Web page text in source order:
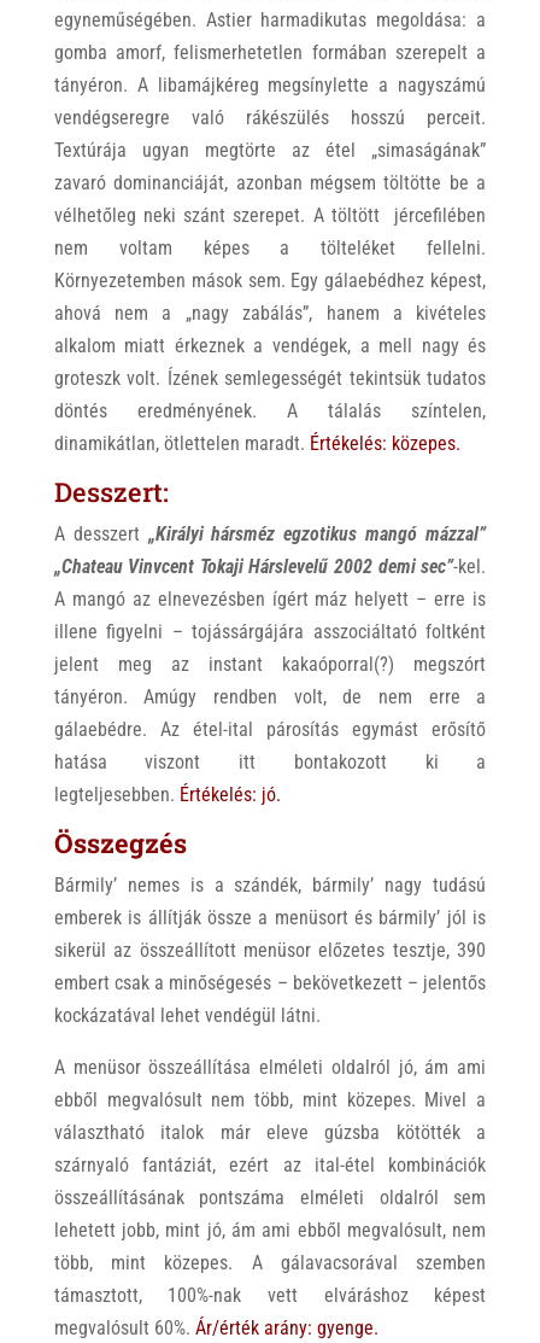
egyneműségében. Astier harmadikutas megoldása: a
gomba amorf, felismerhetetlen formában szerepelt a
tányéron. A libamájkéreg megsínylette a nagyszámú
vendégseregre való rákészülés hosszú perceit.
Textúrája ugyan megtörte az étel „simaságának”
zavaró dominanciáját, azonban mégsem töltötte be a
vélhetőleg neki szánt szerepet. A töltött jércefilében
nem voltam képes a tölteléket fellelni.
Környezetemben mások sem. Egy gálaebédhez képest,
ahová nem a „nagy zabálás”, hanem a kivételes
alkalom miatt érkeznek a vendégek, a mell nagy és
groteszk volt. Ízének semlegességét tekintsük tudatos
döntés eredményének. A tálalás színtelen,
dinamikátlan, ötlettelen maradt. Értékelés: közepes.
Desszert:
A desszert „Királyi hársméz egzotikus mangó mázzal”
„Chateau Vinvcent Tokaji Hárslevelű 2002 demi sec”-kel.
A mangó az elnevezésben ígért máz helyett – erre is
illene figyelni – tojássárgájára asszociáltató foltként
jelent meg az instant kakaóporral(?) megszórt
tányéron. Amúgy rendben volt, de nem erre a
gálaebédre. Az étel-ital párosítás egymást erősítő
hatása viszont itt bontakozott ki a
legteljesebben. Értékelés: jó.
Összegzés
Bármily’ nemes is a szándék, bármily’ nagy tudású
emberek is állítják össze a menüsort és bármily’ jól is
sikerül az összeállított menüsor előzetes tesztje, 390
embert csak a minőségesés – bekövetkezett – jelentős
kockázatával lehet vendégül látni.
A menüsor összeállítása elméleti oldalról jó, ám ami
ebből megvalósult nem több, mint közepes. Mivel a
választható italok már eleve gúzsba kötötték a
szárnyaló fantáziát, ezért az ital-étel kombinációk
összeállításának pontszáma elméleti oldalról sem
lehetett jobb, mint jó, ám ami ebből megvalósult, nem
több, mint közepes. A gálavacsorával szemben
támasztott, 100%-nak vett elváráshoz képest
megvalósult 60%. Ár/érték arány: gyenge.